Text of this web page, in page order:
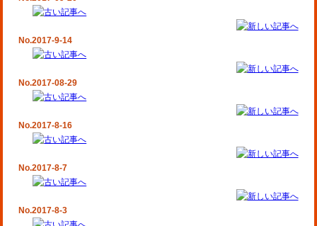
No.2017-9-14
No.2017-08-29
No.2017-8-16
No.2017-8-7
No.2017-8-3